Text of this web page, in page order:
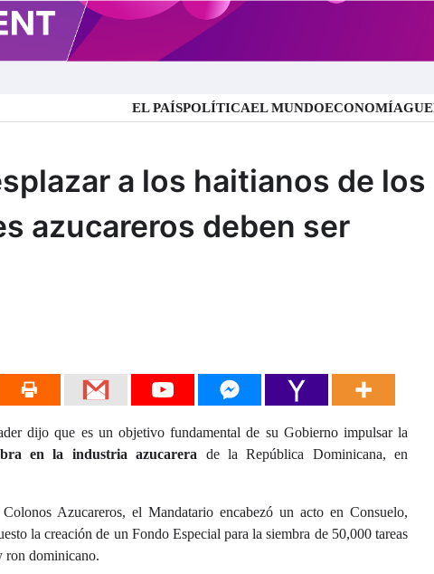
NOTICIAS
EL PAÍSPOLÍTICAEL MUNDOECONOMÍA
a los haitianos de los
azucareros deben ser
dijo que es un objetivo fundamental de su Gobierno impulsar la
en la industria azucarera de la República Dominicana, en
Azucareros, el Mandatario encabezó un acto en Consuelo,
la creación de un Fondo Especial para la siembra de 50,000 tareas
ron dominicano.